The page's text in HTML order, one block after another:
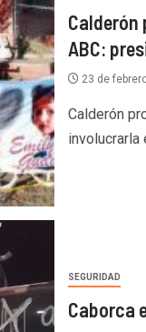
Calderón
ABC:
23 de
Calderón
involucrarla
SEGURIDAD
Caborca